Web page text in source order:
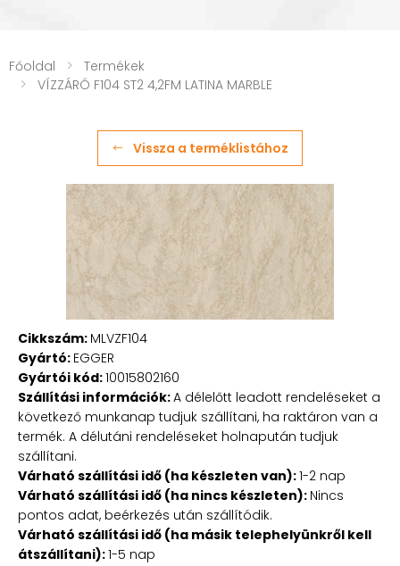
Főoldal
Termékek
VÍZZÁRÓ F104 ST2 4,2FM LATINA MARBLE
Vissza a terméklistához
Cikkszám: MLVZF104
Gyártó: EGGER
Gyártói kód:10015802160
Szállítási információk:A délelőtt leadott rendeléseket a
következő munkanap tudjuk szállítani, ha raktáron van a
termék. A délutáni rendeléseket holnapután tudjuk
szállítani.
Várható szállítási idő (ha készleten van):1-2 nap
Várható szállítási idő (ha nincs készleten): Nincs
pontos adat, beérkezés után szállítódik.
Várható szállítási idő (ha másik telephelyünkről kell
átszállítani):1-5 nap